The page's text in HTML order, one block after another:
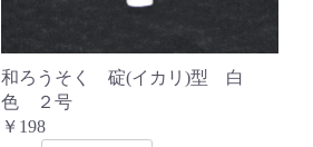
和ろうそく 碇(イカリ)型 白
色 ２号
￥198